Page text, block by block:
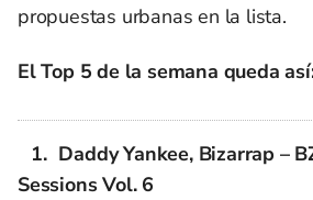
propuestas urbanas en la lista.
El Top 5 de la semana queda
Daddy Yankee, Bizarrap –
Sessions Vol. 6